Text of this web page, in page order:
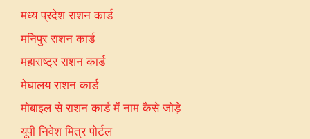
मध्य प्रदेश राशन कार्ड
मनिपुर राशन कार्ड
महाराष्ट्र राशन कार्ड
मेघालय राशन कार्ड
मोबाइल से राशन कार्ड में नाम कैसे जोड़े
यूपी निवेश मित्र पोर्टल